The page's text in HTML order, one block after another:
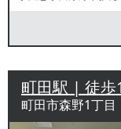
町田駅 | 徒歩
町田市森野1丁目